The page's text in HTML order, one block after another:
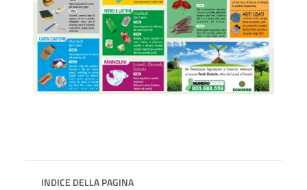
INDICE DELLA PAGINA